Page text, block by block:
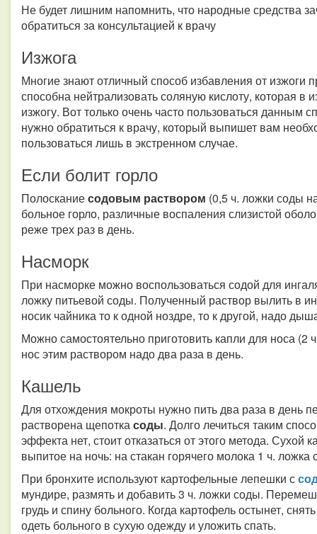
Не будет лишним напомнить, что народные средства
обратиться за консультацией к врачу
Изжога
Многие знают отличный способ избавления от изжоги
способна нейтрализовать соляную кислоту, которая в
изжогу. Вот только очень часто пользоваться данным
нужно обратиться к врачу, который выпишет вам
пользоваться лишь в экстренном случае.
Если болит горло
Полосканиесодовым раствором (0,5 ч. ложки соды
больное горло, различные воспаления слизистой
реже трех раз в день.
Насморк
При насморке можно воспользоваться содой для
ложку питьевой соды. Полученный раствор вылить в
носик чайника то к одной ноздре, то к другой, надо
Можно самостоятельно приготовить капли для носа
нос этим раствором надо два раза в день.
Кашель
Для отхождения мокроты нужно пить два раза в день
растворена щепоткасоды. Долго лечиться таким
эффекта нет, стоит отказаться от этого метода. Сухой
выпитое на ночь: на стакан горячего молока 1 ч. ложка
При бронхите используют картофельные лепешки с
мундире, размять и добавить 3 ч. ложки соды.
грудь и спину больного. Когда картофель остынет,
одеть больного в сухую одежду и уложить спать.